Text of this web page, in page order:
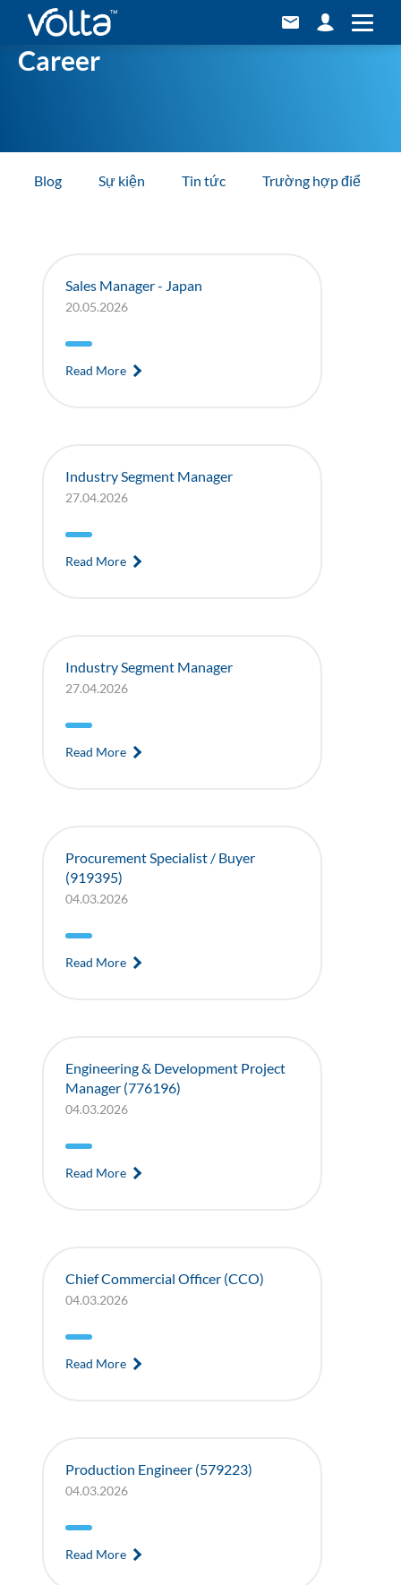
Career
Blog Sự kiện Tin tức Trường hợp điển hình
Sales Manager - Japan
20.05.2026
Read More
Industry Segment Manager
27.04.2026
Read More
Industry Segment Manager
27.04.2026
Read More
Procurement Specialist / Buyer
(919395)
04.03.2026
Read More
Engineering & Development Project
Manager (776196)
04.03.2026
Read More
Chief Commercial Officer (CCO)
04.03.2026
Read More
Production Engineer (579223)
04.03.2026
Read More